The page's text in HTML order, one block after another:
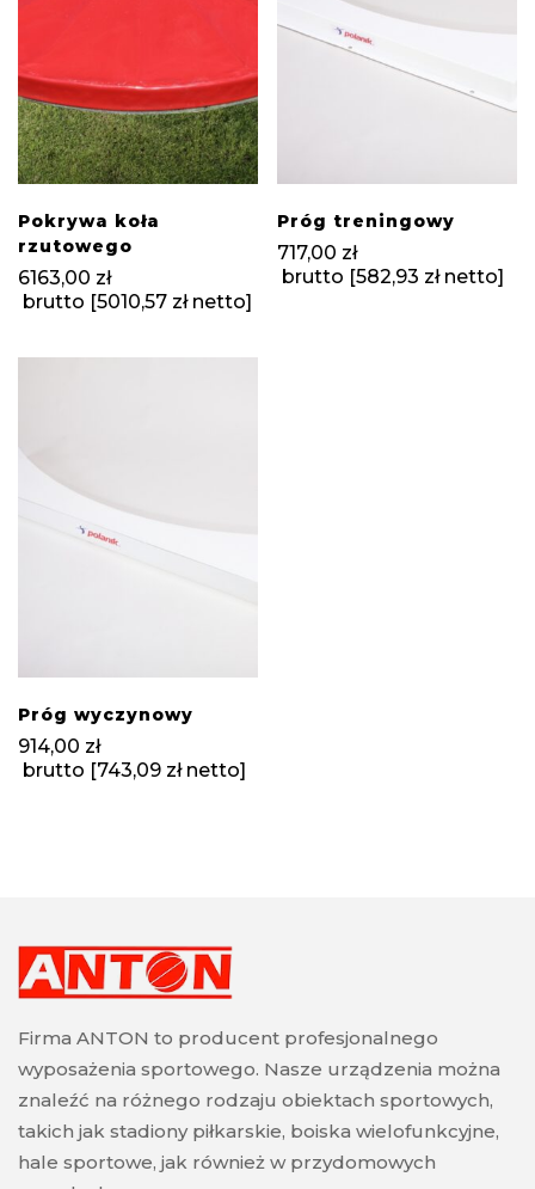
Pokrywa koła
rzutowego
6163,00 zł
brutto [5010,57 złnetto]
Próg treningowy
717,00 zł
brutto [582,93 złnetto]
Próg wyczynowy
914,00 zł
brutto [743,09 złnetto]
Firma ANTON to producent profesjonalnego
wyposażenia sportowego. Nasze urządzenia można
znaleźć na różnego rodzaju obiektach sportowych,
takich jak stadiony piłkarskie, boiska wielofunkcyjne,
hale sportowe, jak również w przydomowych